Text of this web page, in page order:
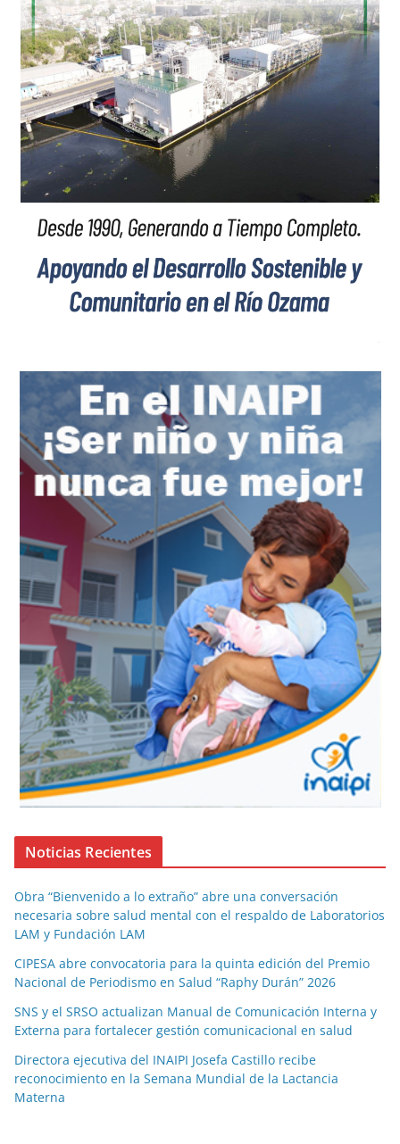
Noticias Recientes
Obra “Bienvenido a lo extraño” abre una conversación
necesaria sobre salud mental con el respaldo de Laboratorios
LAM y Fundación LAM
CIPESA abre convocatoria para la quinta edición del Premio
Nacional de Periodismo en Salud “Raphy Durán” 2026
SNS y el SRSO actualizan Manual de Comunicación Interna y
Externa para fortalecer gestión comunicacional en salud
Directora ejecutiva del INAIPI Josefa Castillo recibe
reconocimiento en la Semana Mundial de la Lactancia
Materna